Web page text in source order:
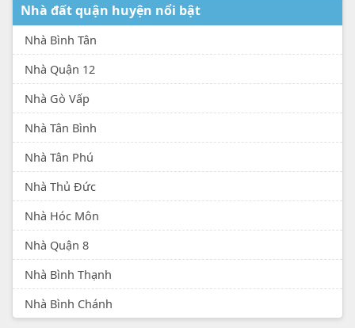
Nhà đất quận huyện nổi bật
Nhà Bình Tân
Nhà Quận 12
Nhà Gò Vấp
Nhà Tân Bình
Nhà Tân Phú
Nhà Thủ Đức
Nhà Hóc Môn
Nhà Quận 8
Nhà Bình Thạnh
Nhà Bình Chánh